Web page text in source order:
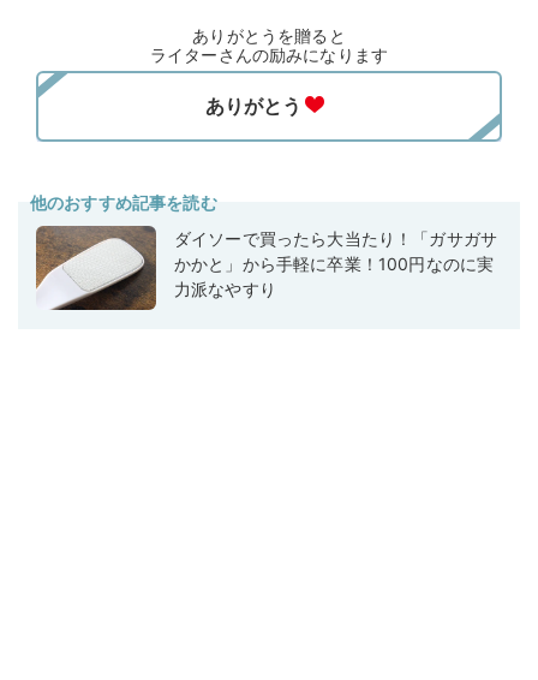
ありがとうを贈ると
ライターさんの励みになります
他のおすすめ記事を読む
ダイソーで買ったら大当たり！「ガサガサ
かかと」から手軽に卒業！100円なのに実
力派なやすり